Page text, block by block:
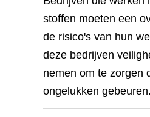
stoffen moeten een
de risico's van hun
deze bedrijven
nemen om te zorgen
ongelukken gebeuren.